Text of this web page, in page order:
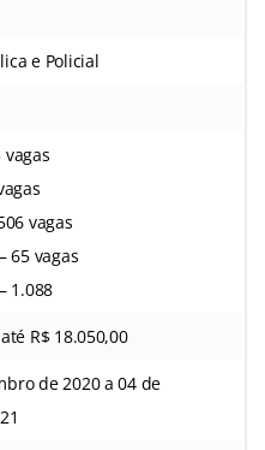
e Policial
vagas
vagas
65 vagas
1.088
R$ 18.050,00
de 2020 a 04 de